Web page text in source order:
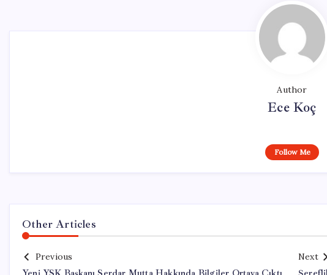
Author
Ece Koç
Follow Me
Other Articles
Previous Next